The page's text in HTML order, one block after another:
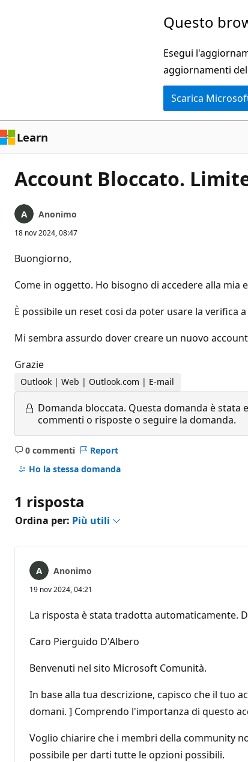
Questo
Esegui
aggiornamenti
Scarica
Learn
Account Bloccato.
Anonimo
18 nov 2024, 08:47
Buongiorno,
Come in oggetto. Ho bisogno di accedere alla mia
È possibile un reset cosi da poter usare la verifica
Mi sembra assurdo dover creare un nuovo
Grazie
Outlook | Web | Outlook.com | E-mail
Domanda bloccata. Questa domanda è stata
commenti o risposte o seguire la domanda.
0 commenti
Nessun
commento
Report
Ho la stessa domanda
1 risposta
Ordina per: Più utili
Anonimo
19 nov 2024, 04:21
La risposta è stata tradotta automaticamente.
Caro Pierguido D'Albero
Benvenuti nel sito Microsoft Comunità.
In base alla tua descrizione, capisco che il tuo
domani. ] Comprendo l'importanza di questo
Voglio chiarire che i membri della community
possibile per darti tutte le opzioni possibili.